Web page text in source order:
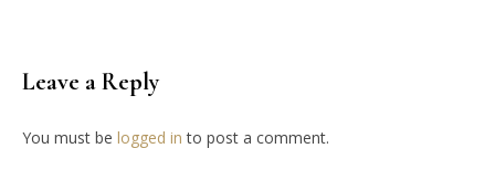
Leave a Reply
You must be logged in to post a comment.